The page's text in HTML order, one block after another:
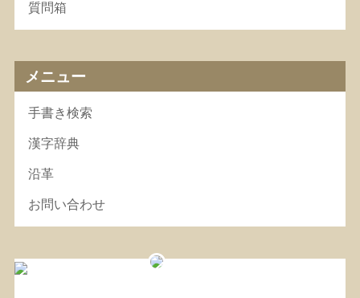
質問箱
メニュー
手書き検索
漢字辞典
沿革
お問い合わせ